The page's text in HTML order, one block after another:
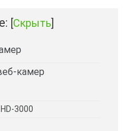
[Скрыть]
камер
3000